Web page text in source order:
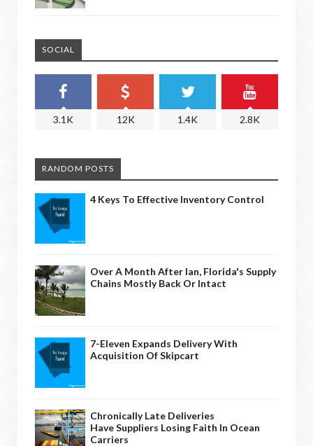
SOCIAL
3.1K 12K 1.4K 2.8K
RANDOM POSTS
4 Keys To Effective Inventory Control
Over A Month After Ian, Florida's Supply
Chains Mostly Back Or Intact
7-Eleven Expands Delivery With
Acquisition Of Skipcart
Chronically Late Deliveries
Have Suppliers Losing Faith In Ocean
Carriers